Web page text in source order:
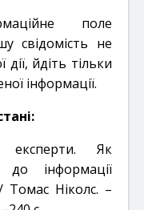
поле
свідомість не
йдіть тільки
інформації.
експерти. Як
інформації
Ніколс. –